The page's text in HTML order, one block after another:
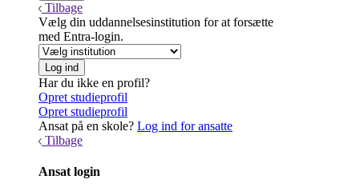
Tilbage
Vælg din uddannelsesinstitution for at forsætte
med Entra-login.
Har du ikke en profil?
Opret studieprofil
Opret studieprofil
Ansat på en skole? Log ind for ansatte
Tilbage
Ansat login